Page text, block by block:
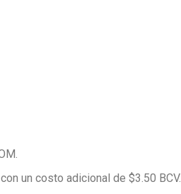
un costo adicional de $3.50 BCV.